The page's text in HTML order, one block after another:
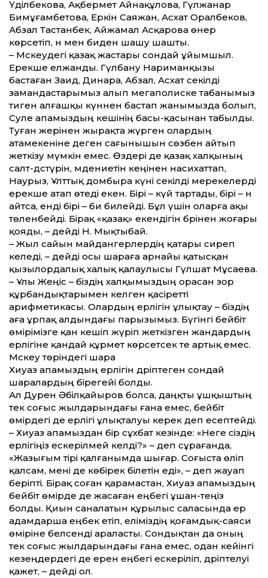
Үділбекова, Ақбермет Айнақұлова, Гүлжанар
Бимұғамбетова, Еркін Саяжан, Асхат Оралбеков,
Абзал Тастанбек, Айжамал Асқарова өнер
көрсетіп, ән мен биден шашу шашты.
– Мәскеудегі қазақ жастары сондай ұйымшыл.
Ерекше елжанды. Гүлбану Нариманқызы
бастаған Заид, Динара, Абзал, Асхат секілді
замандастарымыз алып мегаполиске табанымыз
тиген алғашқы күннен бастап жанымызда болып,
Сәуле апамыздың кешінің басы-қасынан табылды.
Туған жерінен жырақта жүрген олардың
атамекеніне деген сағынышын сөзбен айтып
жеткізу мүмкін емес. Өздері де қазақ халқының
салт-дәстүрін, мәдениетін кеңінен насихат­тап,
Наурыз, Ұлт­тық домбыра күні секілді мерекелерді
ерекше атап өтеді екен. Бірі – күй тартады, бірі – ән
айтса, енді бірі – би билейді. Бұл үшін оларға ақы
төленбейді. Бірақ «қазақ» екендігін бәрінен жоғары
қояды, – дейді Н. Мықтыбай.
– Жыл сайын майдангерлердің қатары сиреп
келеді, – дейді осы шараға арнайы қатысқан
қызылордалық халық қалаулысы Гүлшат Мұсаева.
– Ұлы Жеңіс – біздің халқымыздың орасан зор
құрбандықтарымен келген қасірет­ті
арифметикасы. Олардың ерлігін ұлықтау – біздің
аға ұрпақ алдындағы парызымыз. Бүгінгі бейбіт
өмірімізге қан кешіп жүріп жеткізген жандардың
ерлігіне қандай құрмет көрсетсек те артық емес.
Мәскеу төріндегі шара
Хиуаз апамыздың ерлігін дәріптеген сондай
шаралардың бірегейі болды.
Ал Дәурен Әбілқайыров болса, даңқты ұшқыштың
тек соғыс жылдарындағы ғана емес, бейбіт
өмірдегі де ерлігі ұлықталуы керек деп есептейді.
– Хиуаз апамыздан бір сұхбат кезінде: «Неге сіздің
ерлігіңіз ескерілмей келді?» – деп сұрағанда,
«Жазығым тірі қалғанымда шығар. Соғыста өліп
қалсам, мені де көбірек білетін еді», – деп жауап
беріпті. Бірақ соған қарамастан, Хиуаз апамыздың
бейбіт өмірде де жасаған еңбегі ұшан-теңіз
болды. Қиын саналатын құрылыс саласында ер
адамдарша еңбек етіп, еліміздің қоғамдық-саяси
өміріне белсенді араласты. Сондықтан да оның
тек соғыс жылдарындағы ғана емес, одан ке­йінгі
кезеңдердегі де ерен еңбегі ескеріліп, дәріптелуі
қажет, – дейді ол.